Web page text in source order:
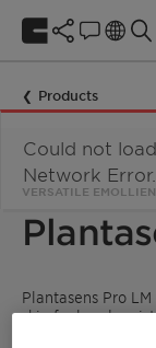
Products
VERSATILE
Plantasens Pro
skin feel and
Could not
Network Error.